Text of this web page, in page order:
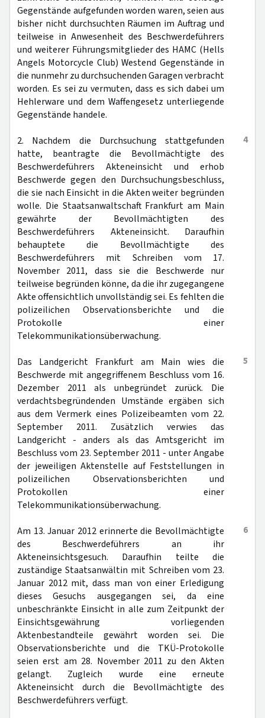
Gegenstände aufgefunden worden waren, seien aus
bisher nicht durchsuchten Räumen im Auftrag und
teilweise in Anwesenheit des Beschwerdeführers
und weiterer Führungsmitglieder des HAMC (Hells
Angels Motorcycle Club) Westend Gegenstände in
die nunmehr zu durchsuchenden Garagen verbracht
worden. Es sei zu vermuten, dass es sich dabei um
Hehlerware und dem Waffengesetz unterliegende
Gegenstände handele.
4
2. Nachdem die Durchsuchung stattgefunden
hatte, beantragte die Bevollmächtigte des
Beschwerdeführers Akteneinsicht und erhob
Beschwerde gegen den Durchsuchungsbeschluss,
die sie nach Einsicht in die Akten weiter begründen
wolle. Die Staatsanwaltschaft Frankfurt am Main
gewährte der Bevollmächtigten des
Beschwerdeführers Akteneinsicht. Daraufhin
behauptete die Bevollmächtigte des
Beschwerdeführers mit Schreiben vom 17.
November 2011, dass sie die Beschwerde nur
teilweise begründen könne, da die ihr zugegangene
Akte offensichtlich unvollständig sei. Es fehlten die
polizeilichen Observationsberichte und die
Protokolle einer
Telekommunikationsüberwachung.
5
Das Landgericht Frankfurt am Main wies die
Beschwerde mit angegriffenem Beschluss vom 16.
Dezember 2011 als unbegründet zurück. Die
verdachtsbegründenden Umstände ergäben sich
aus dem Vermerk eines Polizeibeamten vom 22.
September 2011. Zusätzlich verwies das
Landgericht - anders als das Amtsgericht im
Beschluss vom 23. September 2011 - unter Angabe
der jeweiligen Aktenstelle auf Feststellungen in
polizeilichen Observationsberichten und
Protokollen einer
Telekommunikationsüberwachung.
6
Am 13. Januar 2012 erinnerte die Bevollmächtigte
des Beschwerdeführers an ihr
Akteneinsichtsgesuch. Daraufhin teilte die
zuständige Staatsanwältin mit Schreiben vom 23.
Januar 2012 mit, dass man von einer Erledigung
dieses Gesuchs ausgegangen sei, da eine
unbeschränkte Einsicht in alle zum Zeitpunkt der
Einsichtsgewährung vorliegenden
Aktenbestandteile gewährt worden sei. Die
Observationsberichte und die TKÜ-Protokolle
seien erst am 28. November 2011 zu den Akten
gelangt. Zugleich wurde eine erneute
Akteneinsicht durch die Bevollmächtigte des
Beschwerdeführers verfügt.